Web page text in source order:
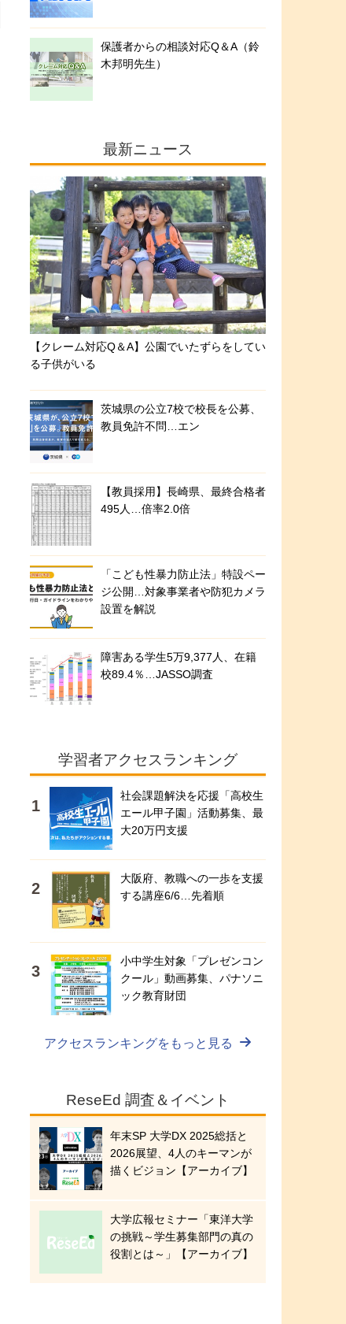
保護者からの相談対応Q＆A（鈴
木邦明先生）
最新ニュース
【クレーム対応Q＆A】公園でいたずらをしてい
る子供がいる
茨城県の公立7校で校長を公募、
教員免許不問…エン
【教員採用】長崎県、最終合格者
495人…倍率2.0倍
「こども性暴力防止法」特設ペー
ジ公開…対象事業者や防犯カメラ
設置を解説
障害ある学生5万9,377人、在籍
校89.4％…JASSO調査
学習者アクセスランキング
社会課題解決を応援「高校生
エール甲子園」活動募集、最
大20万円支援
大阪府、教職への一歩を支援
する講座6/6…先着順
小中学生対象「プレゼンコン
クール」動画募集、パナソニ
ック教育財団
アクセスランキングをもっと見る
ReseEd 調査＆イベント
年末SP 大学DX 2025総括と
2026展望、4人のキーマンが
描くビジョン【アーカイブ】
大学広報セミナー「東洋大学
の挑戦～学生募集部門の真の
役割とは～」【アーカイブ】